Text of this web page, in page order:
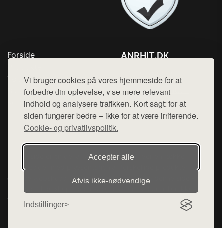
Vi bruger cookies på vores hjemmeside for at
forbedre din oplevelse, vise mere relevant
indhold og analysere trafikken. Kort sagt: for at
siden fungerer bedre – ikke for at være irriterende.
Cookie- og privatlivspolitik.
Accepter alle
Afvis ikke‑nødvendige
Indstillinger
Forside
Top Rabatter
Blog
Kontakt
ANRHIT.DK
Mail: hej@want.dk
Cookie- og privatlivspolitik
Denne side er en del af want.dk, der udgiver en række
hjemmesider med præsentation af forskellige produkter fra
diverse webshops. Der sælges ikke varer fra denne side - vi
henviser til de shops, som sælger varen. Vi har heller ikke
varerne på lager.